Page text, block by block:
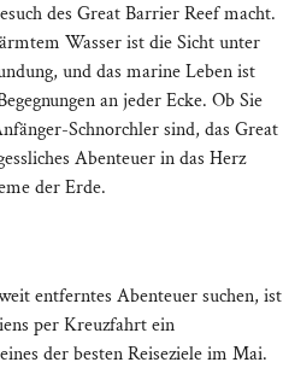
des Great Barrier Reef macht.
Wasser ist die Sicht unter
und das marine Leben ist
an jeder Ecke. Ob Sie
Schnorchler sind, das Great
Abenteuer in das Herz
der Erde.
entferntes Abenteuer suchen, ist
per Kreuzfahrt ein
der besten Reiseziele im Mai.